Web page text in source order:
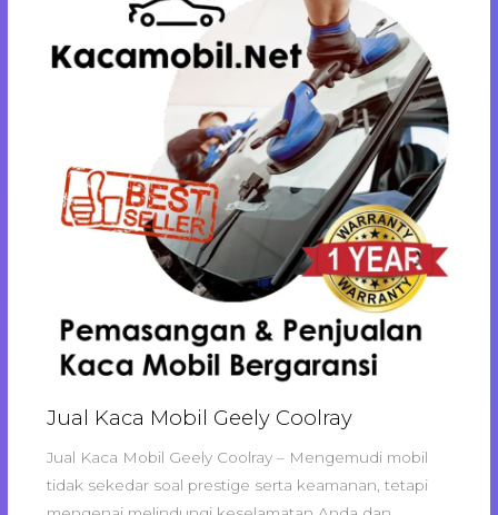
Jual Kaca Mobil Geely Coolray
Jual Kaca Mobil Geely Coolray – Mengemudi mobil
tidak sekedar soal prestige serta keamanan, tetapi